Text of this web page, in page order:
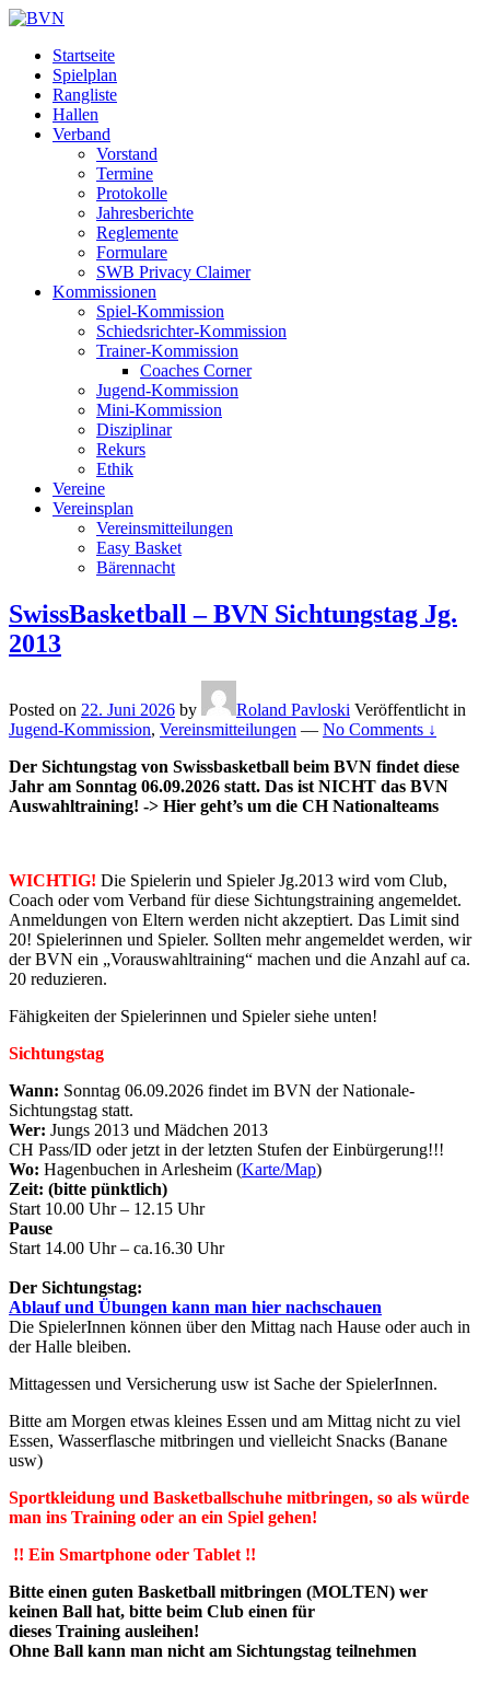
Startseite
Spielplan
Rangliste
Hallen
Verband
Vorstand
Termine
Protokolle
Jahresberichte
Reglemente
Formulare
SWB Privacy Claimer
Kommissionen
Spiel-Kommission
Schiedsrichter-Kommission
Trainer-Kommission
Coaches Corner
Jugend-Kommission
Mini-Kommission
Disziplinar
Rekurs
Ethik
Vereine
Vereinsplan
Vereinsmitteilungen
Easy Basket
Bärennacht
SwissBasketball – BVN Sichtungstag Jg.
2013
Posted on 22. Juni 2026 by Roland Pavloski Veröffentlicht in
Jugend-Kommission, Vereinsmitteilungen — No Comments ↓
Der Sichtungstag von Swissbasketball beim BVN findet diese
Jahr am Sonntag 06.09.2026 statt. Das ist NICHT das BVN
Auswahltraining! -> Hier geht’s um die CH Nationalteams
WICHTIG! Die Spielerin und Spieler Jg.2013 wird vom Club,
Coach oder vom Verband für diese Sichtungstraining angemeldet.
Anmeldungen von Eltern werden nicht akzeptiert. Das Limit sind
20! Spielerinnen und Spieler. Sollten mehr angemeldet werden, wir
der BVN ein „Vorauswahltraining“ machen und die Anzahl auf ca.
20 reduzieren.
Fähigkeiten der Spielerinnen und Spieler siehe unten!
Sichtungstag
Wann: Sonntag 06.09.2026 findet im BVN der Nationale-
Sichtungstag statt.
Wer: Jungs 2013 und Mädchen 2013
CH Pass/ID oder jetzt in der letzten Stufen der Einbürgerung!!!
Wo: Hagenbuchen in Arlesheim (Karte/Map)
Zeit: (bitte pünktlich)
Start 10.00 Uhr – 12.15 Uhr
Pause
Start 14.00 Uhr – ca.16.30 Uhr
Der Sichtungstag:
Ablauf und Übungen kann man hier nachschauen
Die SpielerInnen können über den Mittag nach Hause oder auch in
der Halle bleiben.
Mittagessen und Versicherung usw ist Sache der SpielerInnen.
Bitte am Morgen etwas kleines Essen und am Mittag nicht zu viel
Essen, Wasserflasche mitbringen und vielleicht Snacks (Banane
usw)
Sportkleidung und Basketballschuhe mitbringen, so als würde
man ins Training oder an ein Spiel gehen!
!! Ein Smartphone oder Tablet !!
Bitte einen guten Basketball mitbringen (MOLTEN) wer
keinen Ball hat, bitte beim Club einen für
dieses Training ausleihen!
Ohne Ball kann man nicht am Sichtungstag teilnehmen